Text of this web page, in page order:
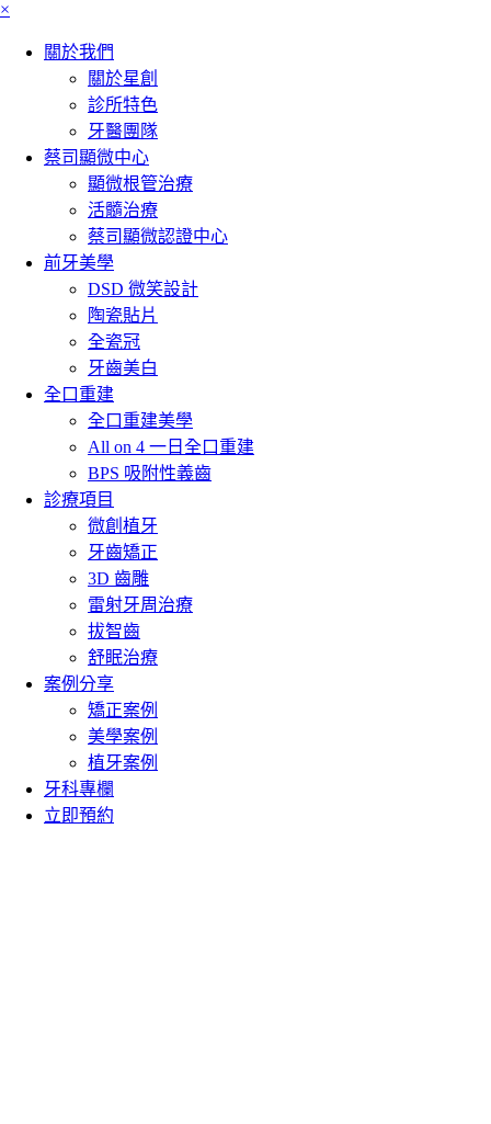
×
關於我們
關於星創
診所特色
牙醫團隊
蔡司顯微中心
顯微根管治療
活髓治療
蔡司顯微認證中心
前牙美學
DSD 微笑設計
陶瓷貼片
全瓷冠
牙齒美白
全口重建
全口重建美學
All on 4 一日全口重建
BPS 吸附性義齒
診療項目
微創植牙
牙齒矯正
3D 齒雕
雷射牙周治療
拔智齒
舒眠治療
案例分享
矯正案例
美學案例
植牙案例
牙科專欄
立即預約